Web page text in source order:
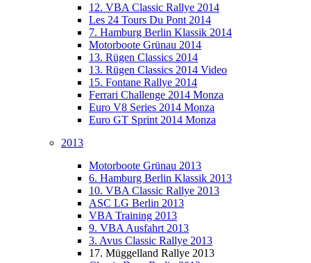
12. VBA Classic Rallye 2014
Les 24 Tours Du Pont 2014
7. Hamburg Berlin Klassik 2014
Motorboote Grünau 2014
13. Rügen Classics 2014
13. Rügen Classics 2014 Video
15. Fontane Rallye 2014
Ferrari Challenge 2014 Monza
Euro V8 Series 2014 Monza
Euro GT Sprint 2014 Monza
2013
Motorboote Grünau 2013
6. Hamburg Berlin Klassik 2013
10. VBA Classic Rallye 2013
ASC LG Berlin 2013
VBA Training 2013
9. VBA Ausfahrt 2013
3. Avus Classic Rallye 2013
17. Müggelland Rallye 2013